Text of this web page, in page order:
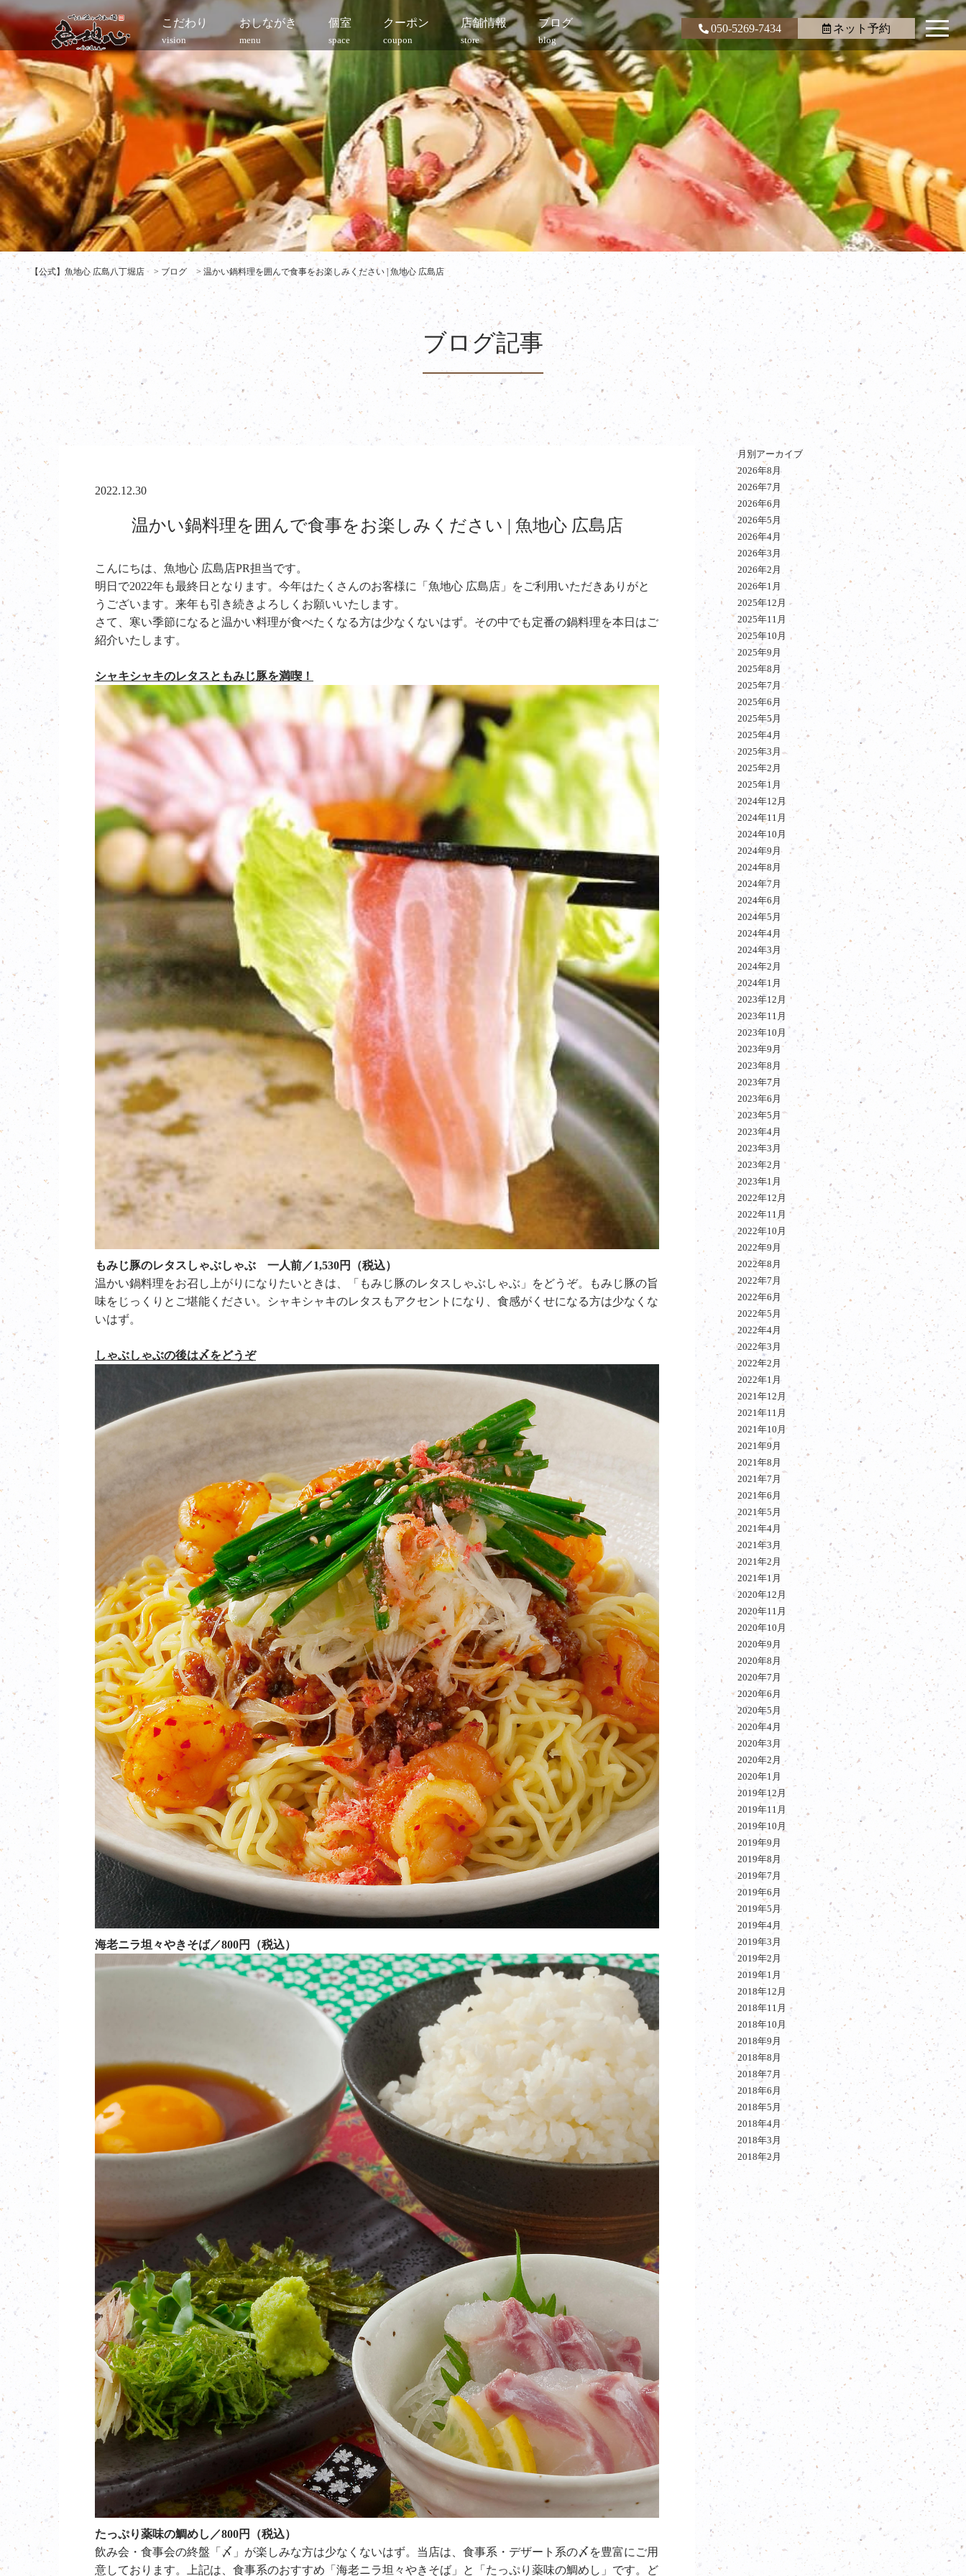
こだわり
vision
おしながき
menu
個室
space
クーポン
coupon
店舗情報
store
ブログ
blog
050-5269-7434 ネット予約
【公式】魚地心 広島八丁堀店 > ブログ > 温かい鍋料理を囲んで食事をお楽しみください | 魚地心 広島店
ブログ記事
2022.12.30
温かい鍋料理を囲んで食事をお楽しみください | 魚地心 広島店
こんにちは、魚地心 広島店PR担当です。
明日で2022年も最終日となります。今年はたくさんのお客様に「魚地心 広島店」をご利用いただきありがと
うございます。来年も引き続きよろしくお願いいたします。
さて、寒い季節になると温かい料理が食べたくなる方は少なくないはず。その中でも定番の鍋料理を本日はご
紹介いたします。
シャキシャキのレタスともみじ豚を満喫！
もみじ豚のレタスしゃぶしゃぶ 一人前／1,530円（税込）
温かい鍋料理をお召し上がりになりたいときは、「もみじ豚のレタスしゃぶしゃぶ」をどうぞ。もみじ豚の旨
味をじっくりとご堪能ください。シャキシャキのレタスもアクセントになり、食感がくせになる方は少なくな
いはず。
しゃぶしゃぶの後は〆をどうぞ
海老ニラ坦々やきそば／800円（税込）
たっぷり薬味の鯛めし／800円（税込）
飲み会・食事会の終盤「〆」が楽しみな方は少なくないはず。当店は、食事系・デザート系の〆を豊富にご用
意しております。上記は、食事系のおすすめ「海老ニラ坦々やきそば」と「たっぷり薬味の鯛めし」です。ど
月別アーカイブ
2026年8月
2026年7月
2026年6月
2026年5月
2026年4月
2026年3月
2026年2月
2026年1月
2025年12月
2025年11月
2025年10月
2025年9月
2025年8月
2025年7月
2025年6月
2025年5月
2025年4月
2025年3月
2025年2月
2025年1月
2024年12月
2024年11月
2024年10月
2024年9月
2024年8月
2024年7月
2024年6月
2024年5月
2024年4月
2024年3月
2024年2月
2024年1月
2023年12月
2023年11月
2023年10月
2023年9月
2023年8月
2023年7月
2023年6月
2023年5月
2023年4月
2023年3月
2023年2月
2023年1月
2022年12月
2022年11月
2022年10月
2022年9月
2022年8月
2022年7月
2022年6月
2022年5月
2022年4月
2022年3月
2022年2月
2022年1月
2021年12月
2021年11月
2021年10月
2021年9月
2021年8月
2021年7月
2021年6月
2021年5月
2021年4月
2021年3月
2021年2月
2021年1月
2020年12月
2020年11月
2020年10月
2020年9月
2020年8月
2020年7月
2020年6月
2020年5月
2020年4月
2020年3月
2020年2月
2020年1月
2019年12月
2019年11月
2019年10月
2019年9月
2019年8月
2019年7月
2019年6月
2019年5月
2019年4月
2019年3月
2019年2月
2019年1月
2018年12月
2018年11月
2018年10月
2018年9月
2018年8月
2018年7月
2018年6月
2018年5月
2018年4月
2018年3月
2018年2月